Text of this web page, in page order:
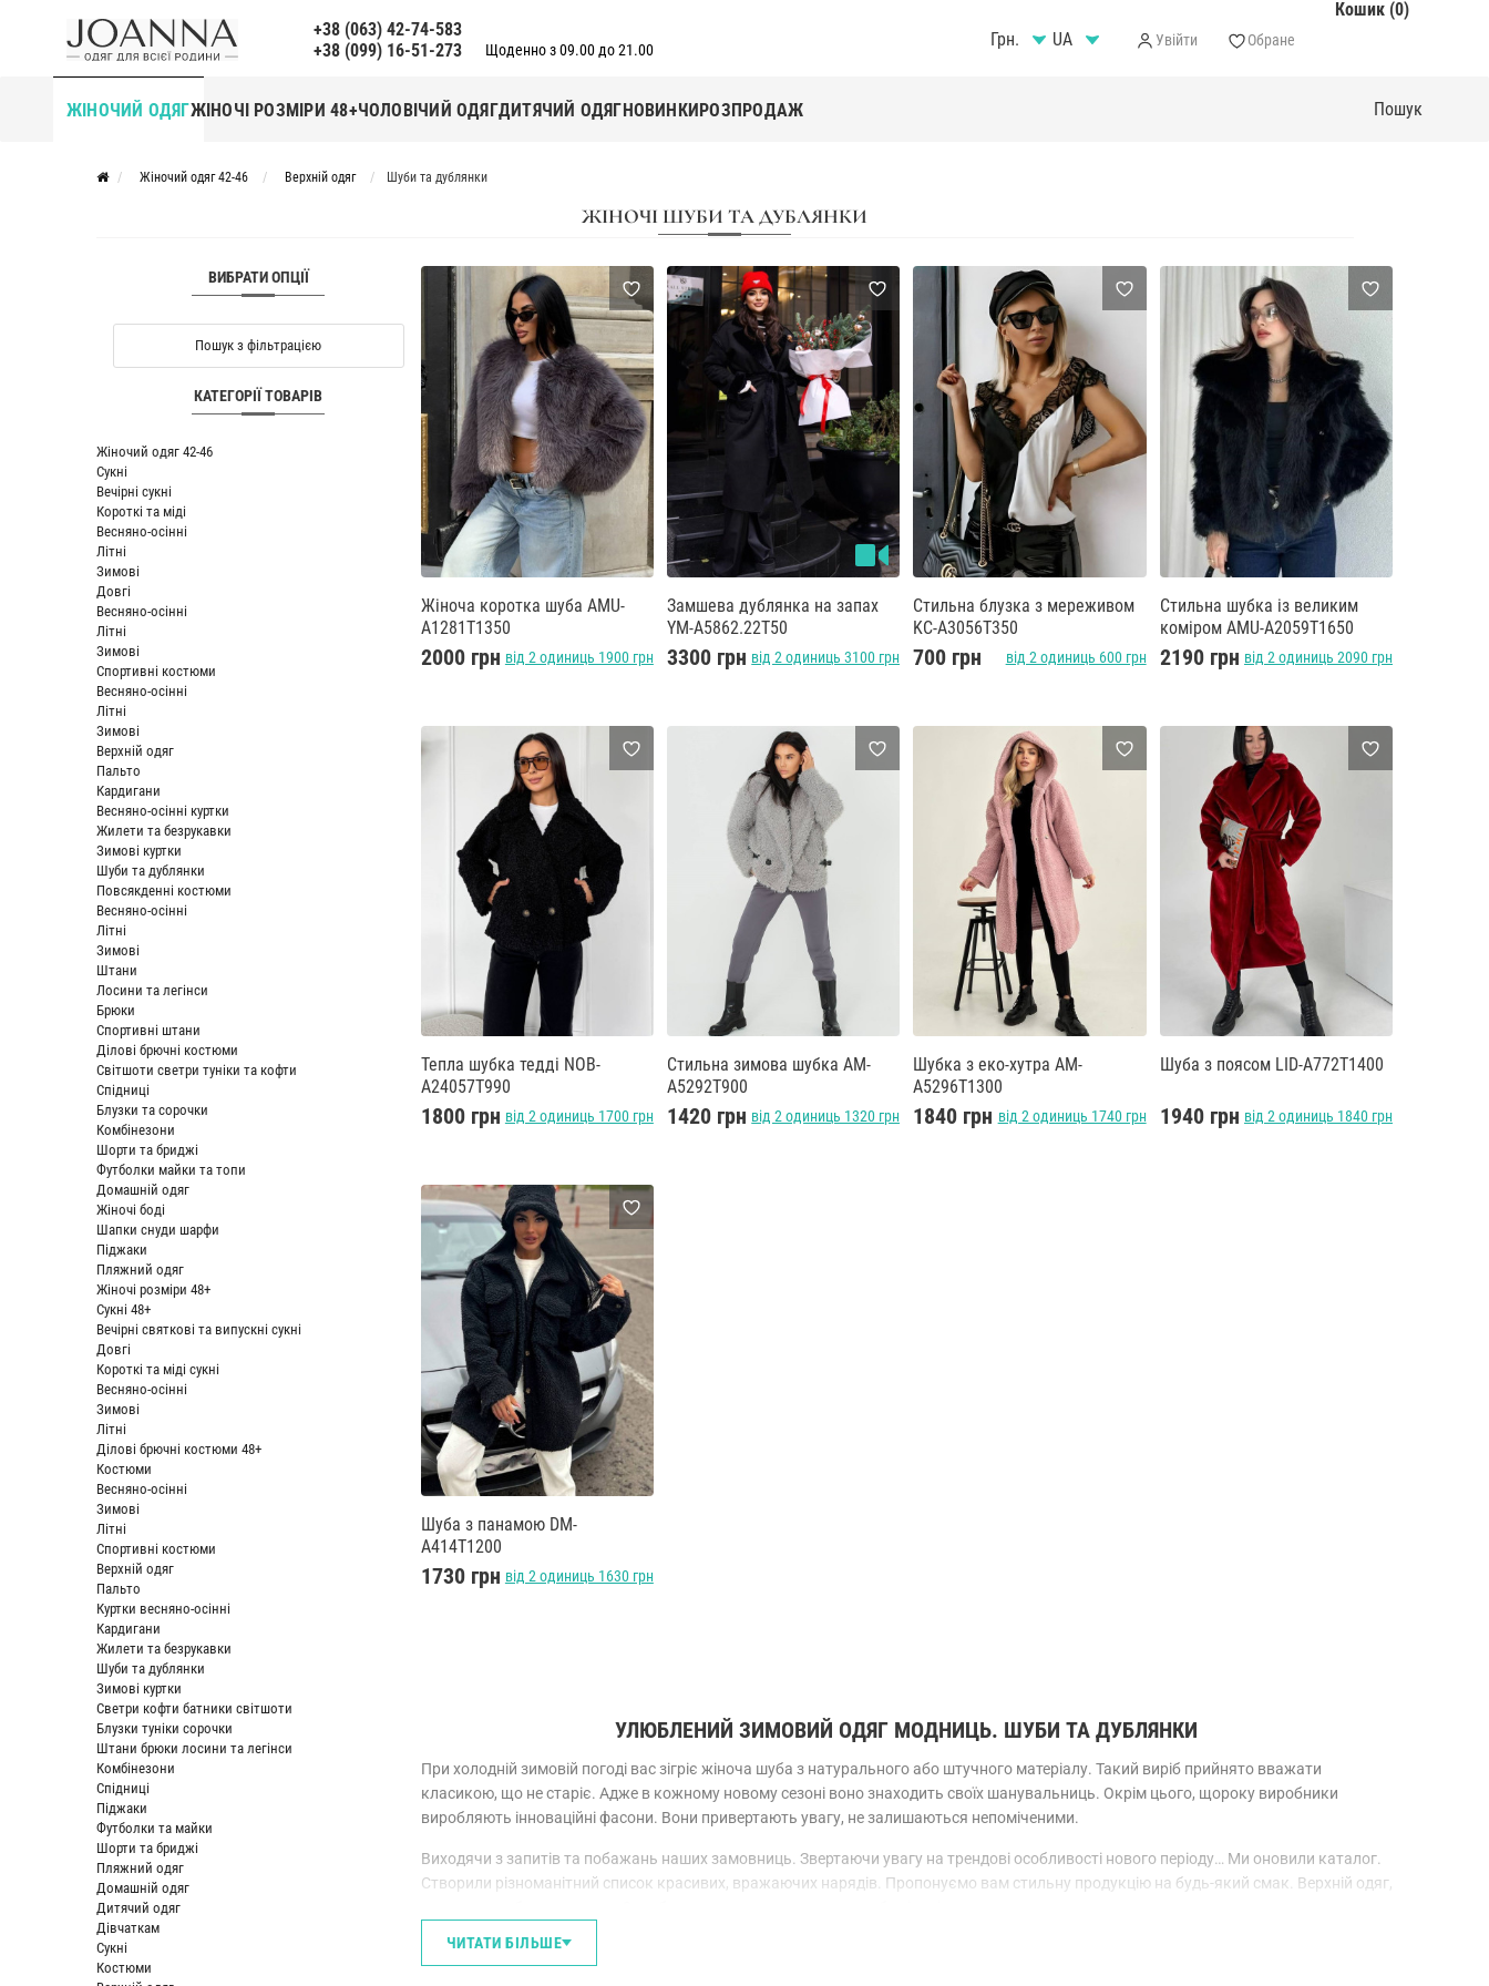
+38 (063) 42-74-583
+38 (099) 16-51-273
Щоденно з 09.00 до 21.00 Грн. Увійти Обране
Кошик (0)
ЖІНОЧИЙ ОДЯГЖІНОЧІ РОЗМІРИ 48+ЧОЛОВІЧИЙ ОДЯГДИТЯЧИЙ ОДЯГНОВИНКИРОЗПРОДАЖ
Жіночий одяг 42-46 Верхній одяг Шуби та дублянки
ЖІНОЧІ ШУБИ ТА ДУБЛЯНКИ
ВИБРАТИ ОПЦІЇ
Пошук з фільтрацією
КАТЕГОРІЇ ТОВАРІВ
Жіночий одяг 42-46
Сукні
Вечірні сукні
Короткі та міді
Весняно-осінні
Літні
Зимові
Довгі
Весняно-осінні
Літні
Зимові
Спортивні костюми
Весняно-осінні
Літні
Зимові
Верхній одяг
Пальто
Кардигани
Весняно-осінні куртки
Жилети та безрукавки
Зимові куртки
Шуби та дублянки
Повсякденні костюми
Весняно-осінні
Літні
Зимові
Штани
Лосини та легінси
Брюки
Спортивні штани
Ділові брючні костюми
Світшоти светри туніки та кофти
Спідниці
Блузки та сорочки
Комбінезони
Шорти та бриджі
Футболки майки та топи
Домашній одяг
Жіночі боді
Шапки снуди шарфи
Піджаки
Пляжний одяг
Жіночі розміри 48+
Сукні 48+
Вечірні святкові та випускні сукні
Довгі
Короткі та міді сукні
Весняно-осінні
Зимові
Літні
Ділові брючні костюми 48+
Костюми
Весняно-осінні
Зимові
Літні
Спортивні костюми
Верхній одяг
Пальто
Куртки весняно-осінні
Кардигани
Жилети та безрукавки
Шуби та дублянки
Зимові куртки
Светри кофти батники світшоти
Блузки туніки сорочки
Штани брюки лосини та легінси
Комбінезони
Спідниці
Піджаки
Футболки та майки
Шорти та бриджі
Пляжний одяг
Домашній одяг
Дитячий одяг
Дівчаткам
Сукні
Костюми
Жіноча коротка шуба AMU-
A1281T1350
2000 грн від 2 одиниць 1900 грн
Замшева дублянка на запах
YM-A5862.22T50
3300 грн від 2 одиниць 3100 грн
Стильна блузка з мереживом
KC-A3056T350
700 грн від 2 одиниць 600 грн
Стильна шубка із великим
коміром AMU-A2059T1650
2190 грн від 2 одиниць 2090 грн
Тепла шубка тедді NOB-
A24057T990
1800 грн від 2 одиниць 1700 грн
Стильна зимова шубка AM-
A5292T900
1420 грн від 2 одиниць 1320 грн
Шубка з еко-хутра AM-
A5296T1300
1840 грн від 2 одиниць 1740 грн
Шуба з поясом LID-A772T1400
1940 грн від 2 одиниць 1840 грн
Шуба з панамою DM-
A414T1200
1730 грн від 2 одиниць 1630 грн
УЛЮБЛЕНИЙ ЗИМОВИЙ ОДЯГ МОДНИЦЬ. ШУБИ ТА ДУБЛЯНКИ
При холодній зимовій погоді вас зігріє жіноча шуба з натурального або штучного матеріалу. Такий виріб прийнято вважати
класикою, що не старіє. Адже в кожному новому сезоні воно знаходить своїх шанувальниць. Окрім цього, щороку виробники
виробляють інноваційні фасони. Вони привертають увагу, не залишаються непоміченими.
Виходячи з запитів та побажань наших замовниць. Звертаючи увагу на трендові особливості нового періоду… Ми оновили каталог.
Створили різноманітний список красивих, вражаючих нарядів. Пропонуємо вам стильну продукцію на будь-який смак. Верхній одяг,
ДВІ РІВНОЦІННІ АЛЬТЕРНАТИВИ
ЧИТАТИ БІЛЬШЕ